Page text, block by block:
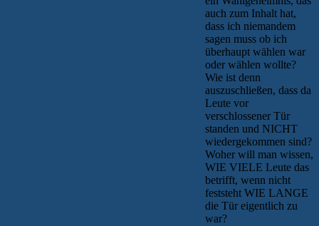
auch zum Inhalt hat,
dass ich niemandem
sagen muss ob ich
überhaupt wählen war
oder wählen wollte?
Wie ist denn
auszuschließen, dass da
Leute vor
verschlossener Tür
standen und NICHT
wiedergekommen sind?
Woher will man wissen,
WIE VIELE Leute das
betrifft, wenn nicht
feststeht WIE LANGE
die Tür eigentlich zu
war?